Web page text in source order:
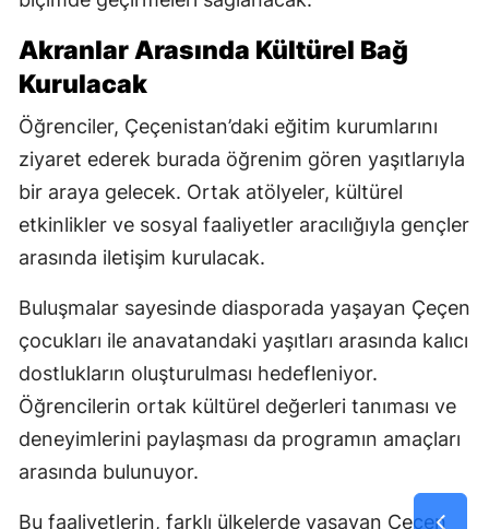
Akranlar Arasında Kültürel Bağ
Kurulacak
Öğrenciler, Çeçenistan’daki eğitim kurumlarını
ziyaret ederek burada öğrenim gören yaşıtlarıyla
bir araya gelecek. Ortak atölyeler, kültürel
etkinlikler ve sosyal faaliyetler aracılığıyla gençler
arasında iletişim kurulacak.
Buluşmalar sayesinde diasporada yaşayan Çeçen
çocukları ile anavatandaki yaşıtları arasında kalıcı
dostlukların oluşturulması hedefleniyor.
Öğrencilerin ortak kültürel değerleri tanıması ve
deneyimlerini paylaşması da programın amaçları
arasında bulunuyor.
Bu faaliyetlerin, farklı ülkelerde yaşayan Çeçen